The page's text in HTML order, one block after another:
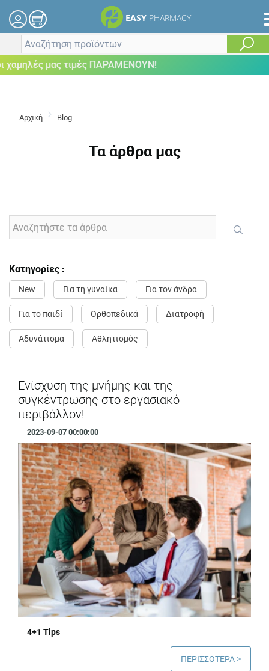
EASY PHARMACY
μας τιμές ΠΑΡΑΜΕΝΟΥΝ!
Αρχική Blog
Τα άρθρα μας
Κατηγορίες :
New Για τη γυναίκα Για τον άνδρα
Για το παιδί Ορθοπεδικά Διατροφή
Αδυνάτισμα Αθλητισμός
Ενίσχυση της μνήμης και της
συγκέντρωσης στο εργασιακό
περιβάλλον!
2023-09-07 00:00:00
4+1 Tips
ΠΕΡΙΣΣΟΤΕΡΑ >